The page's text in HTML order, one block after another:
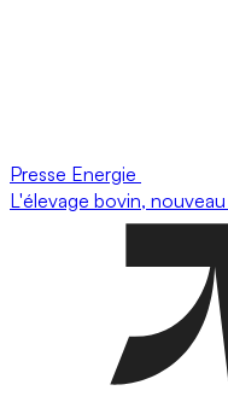
Presse Energie
L'élevage bovin,